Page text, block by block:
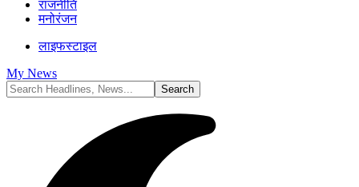
राजनीति
मनोरंजन
लाइफस्टाइल
My News